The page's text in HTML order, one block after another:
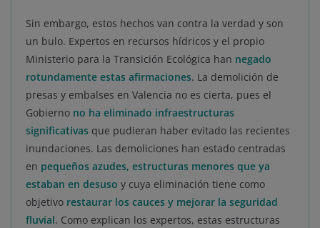
Sin embargo, estos hechos van contra la verdad y son
un bulo. Expertos en recursos hídricos y el propio
Ministerio para la Transición Ecológica han negado
rotundamente estas afirmaciones. La demolición de
presas y embalses en Valencia no es cierta, pues el
Gobierno no ha eliminado infraestructuras
significativas que pudieran haber evitado las recientes
inundaciones. Las demoliciones han estado centradas
en pequeños azudes, estructuras menores que ya
estaban en desuso y cuya eliminación tiene como
objetivo restaurar los cauces y mejorar la seguridad
fluvial. Como explican los expertos, estas estructuras